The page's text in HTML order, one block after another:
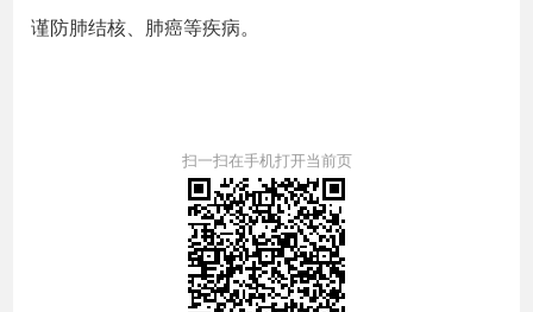
谨防肺结核、肺癌等疾病。
扫一扫在手机打开当前页